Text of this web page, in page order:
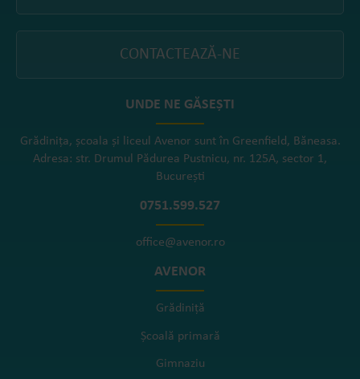
CONTACTEAZĂ-NE
UNDE NE GĂSEȘTI
Grădinița, școala și liceul Avenor sunt în Greenfield, Băneasa.
Adresa: str. Drumul Pădurea Pustnicu, nr. 125A, sector 1,
București
0751.599.527
office@avenor.ro
AVENOR
Grădiniță
Școală primară
Gimnaziu